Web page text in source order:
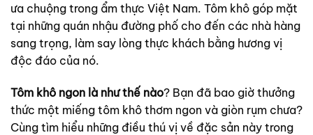
ưa chuộng trong ẩm thực Việt Nam. Tôm khô góp mặt
tại những quán nhậu đường phố cho đến các nhà hàng
sang trọng, làm say lòng thực khách bằng hương vị
độc đáo của nó.
Tôm khô ngon là như thế nào? Bạn đã bao giờ thưởng
thức một miếng tôm khô thơm ngon và giòn rụm chưa?
Cùng tìm hiểu những điều thú vị về đặc sản này trong